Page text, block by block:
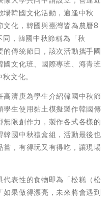
韓國文化活動，適逢中秋
化，韓國與臺灣皆為農曆8
同，韓國中秋節稱為「秋
傳統節日，該次活動攜手國
文化班、國際專班、海青班
文化。
濟庚為學生介紹韓國中秋節
生使用黏土模擬製作韓國傳
限創作力，製作各式各樣的
國中秋禮盒組，活動最後也
，有得玩又有得吃，讓現場
表性的食物即為「松糕（松
果做得漂亮，未來將會遇到